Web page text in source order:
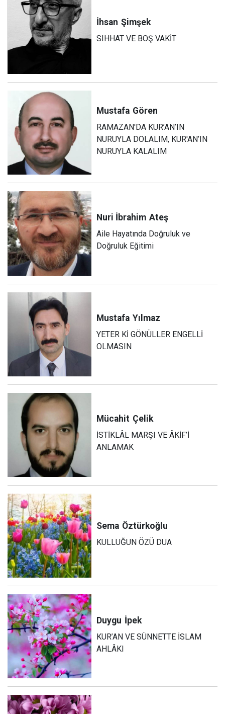
İhsan Şimşek
SIHHAT VE BOŞ VAKİT
Mustafa Gören
RAMAZAN'DA KUR’AN’IN
NURUYLA DOLALIM, KUR'AN’IN
NURUYLA KALALIM
Nuri İbrahim Ateş
Aile Hayatında Doğruluk ve
Doğruluk Eğitimi
Mustafa Yılmaz
YETER Kİ GÖNÜLLER ENGELLİ
OLMASIN
Mücahit Çelik
İSTİKLÂL MARŞI VE ÂKİF’İ
ANLAMAK
Sema Öztürkoğlu
KULLUĞUN ÖZÜ DUA
Duygu İpek
KUR’AN VE SÜNNETTE İSLAM
AHLÂKI